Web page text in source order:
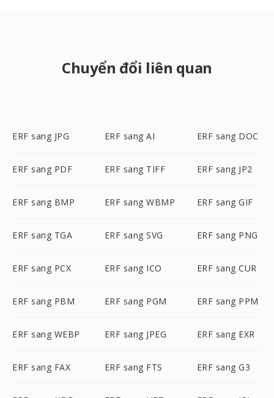
Chuyển đổi liên quan
ERF sang JPG ERF sang AI ERF sang DOC
ERF sang PDF ERF sang TIFF ERF sang JP2
ERF sang BMP ERF sang WBMP ERF sang GIF
ERF sang TGA ERF sang SVG ERF sang PNG
ERF sang PCX ERF sang ICO ERF sang CUR
ERF sang PBM ERF sang PGM ERF sang PPM
ERF sang WEBP ERF sang JPEG ERF sang EXR
ERF sang FAX ERF sang FTS ERF sang G3